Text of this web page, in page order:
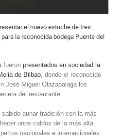
el nuevo estuche de tres
la reconocida bodega Puente del
fueron presentados en sociedad la
de Bilbao , donde el reconocido
José Miguel Olazabalaga los
del restaurante.
aunar tradición con la más
unos caldos de la más alta
nacionales e internacionales.